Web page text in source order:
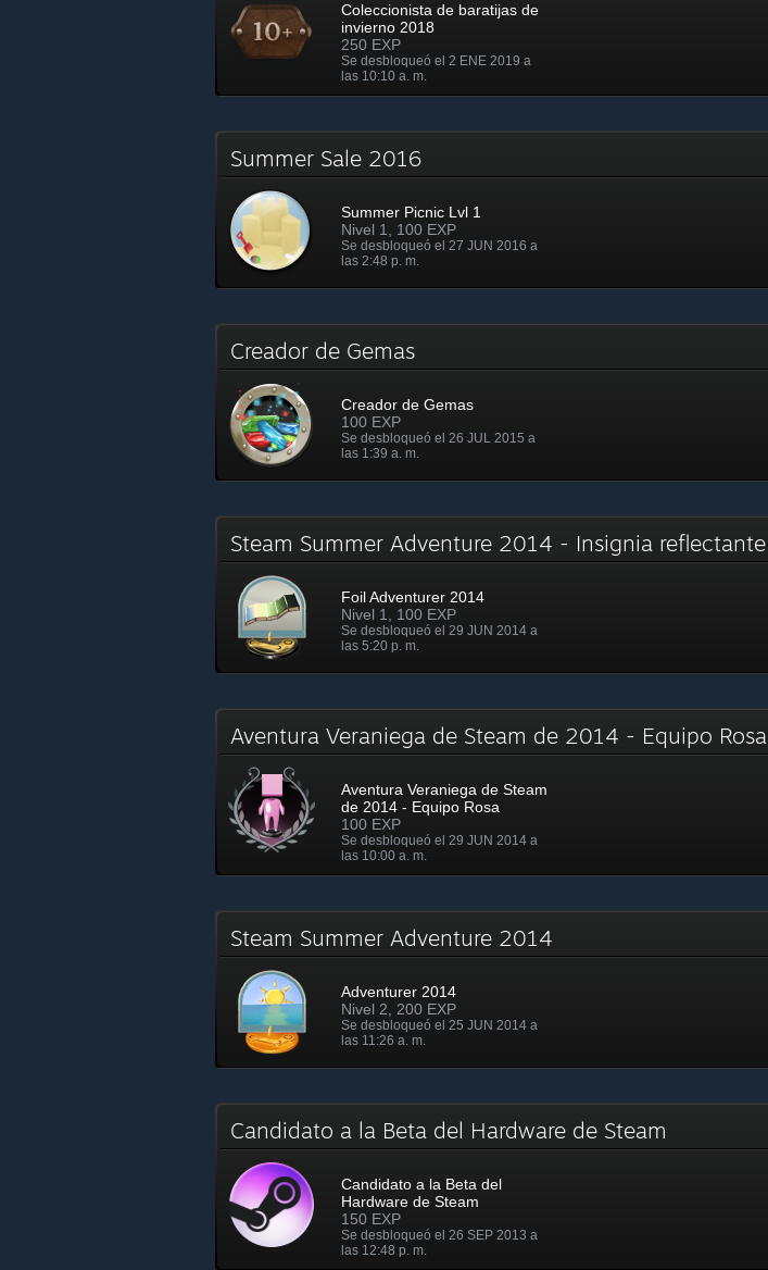
Coleccionista de baratijas de
invierno 2018
250 EXP
Se desbloqueó el 2 ENE 2019 a
las 10:10 a. m.
Summer Sale 2016
Summer Picnic Lvl 1
Nivel 1, 100 EXP
Se desbloqueó el 27 JUN 2016 a
las 2:48 p. m.
Creador de Gemas
Creador de Gemas
100 EXP
Se desbloqueó el 26 JUL 2015 a
las 1:39 a. m.
Steam Summer Adventure 2014 - Insignia reflectante
Foil Adventurer 2014
Nivel 1, 100 EXP
Se desbloqueó el 29 JUN 2014 a
las 5:20 p. m.
Aventura Veraniega de Steam de 2014 - Equipo Rosa
Aventura Veraniega de Steam
de 2014 - Equipo Rosa
100 EXP
Se desbloqueó el 29 JUN 2014 a
las 10:00 a. m.
Steam Summer Adventure 2014
Adventurer 2014
Nivel 2, 200 EXP
Se desbloqueó el 25 JUN 2014 a
las 11:26 a. m.
Candidato a la Beta del Hardware de Steam
Candidato a la Beta del
Hardware de Steam
150 EXP
Se desbloqueó el 26 SEP 2013 a
las 12:48 p. m.